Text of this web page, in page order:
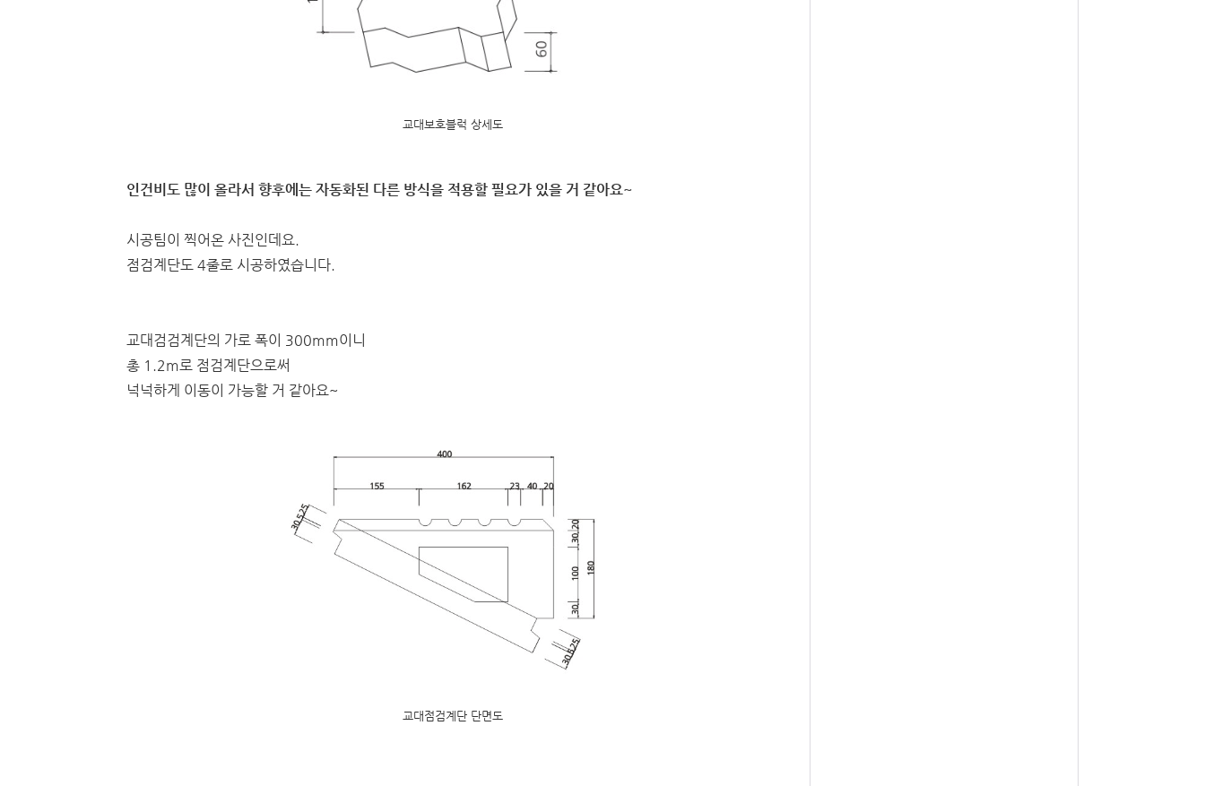
교대보호블럭 상세도
인건비도 많이 올라서 향후에는 자동화된 다른 방식을 적용할 필요가 있을 거 같아요~
시공팀이 찍어온 사진인데요.
점검계단도 4줄로 시공하였습니다.
교대검검계단의 가로 폭이 300mm이니
총 1.2m로 점검계단으로써
넉넉하게 이동이 가능할 거 같아요~
교대점검계단 단면도